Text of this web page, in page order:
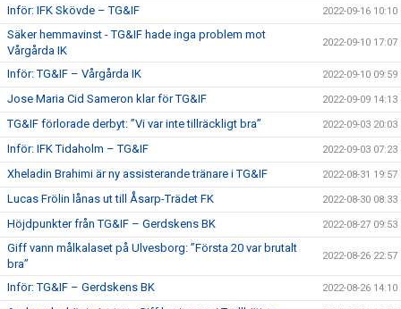
Inför: IFK Skövde – TG&IF 2022-09-16 10:10
Säker hemmavinst - TG&IF hade inga problem mot
Vårgårda IK
2022-09-10 17:07
Inför: TG&IF – Vårgårda IK 2022-09-10 09:59
Jose Maria Cid Sameron klar för TG&IF 2022-09-09 14:13
TG&IF förlorade derbyt: ”Vi var inte tillräckligt bra” 2022-09-03 20:03
Inför: IFK Tidaholm – TG&IF 2022-09-03 07:23
Xheladin Brahimi är ny assisterande tränare i TG&IF 2022-08-31 19:57
Lucas Frölin lånas ut till Åsarp-Trädet FK 2022-08-30 08:33
Höjdpunkter från TG&IF – Gerdskens BK 2022-08-27 09:53
Giff vann målkalaset på Ulvesborg: ”Första 20 var brutalt
bra”
2022-08-26 22:57
Inför: TG&IF – Gerdskens BK 2022-08-26 14:10